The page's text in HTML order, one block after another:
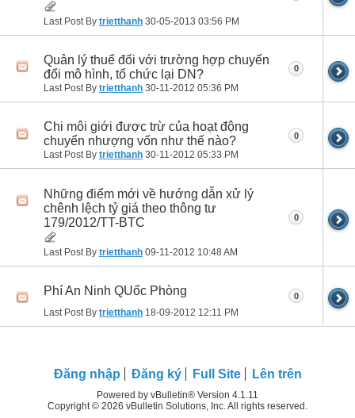
Last Post By trietthanh 30-05-2013 03:56 PM
Quản lý thuế đối với trường hợp chuyển
đổi mô hình, tổ chức lại DN?
Last Post By trietthanh 30-11-2012 05:36 PM
0
Chi môi giới được trừ của hoạt động
chuyển nhượng vốn như thế nào?
Last Post By trietthanh 30-11-2012 05:33 PM
0
Những điểm mới về hướng dẫn xử lý
chênh lệch tỷ giá theo thông tư
179/2012/TT-BTC
Last Post By trietthanh 09-11-2012 10:48 AM
0
Phí An Ninh QUốc Phòng
Last Post By trietthanh 18-09-2012 12:11 PM
0
Ðăng nhập Đăng ký Full Site Lên trên
Powered by vBulletin® Version 4.1.11
Copyright © 2026 vBulletin Solutions, Inc. All rights reserved.